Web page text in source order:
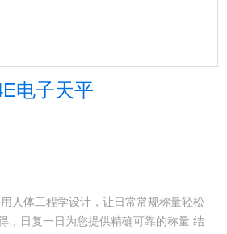
电子天平
人体工程学设计，让日常常规称量轻松
，日复一日为您提供精确可靠的称量 结